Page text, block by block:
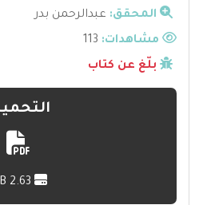
المحقق: عبدالرحمن بدر
مشاهدات:
بلّغ عن كتاب